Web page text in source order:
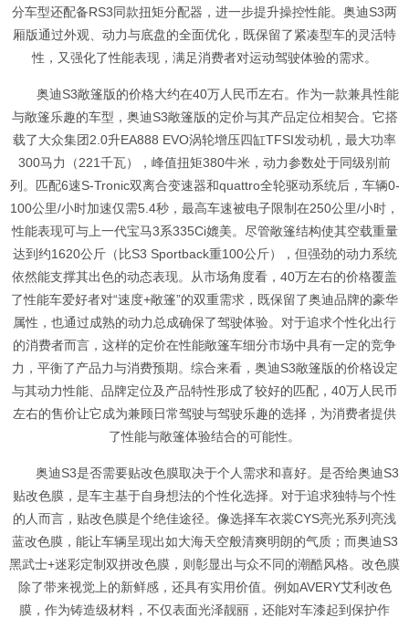
分车型还配备RS3同款扭矩分配器，进一步提升操控性能。奥迪S3两
厢版通过外观、动力与底盘的全面优化，既保留了紧凑型车的灵活特
性，又强化了性能表现，满足消费者对运动驾驶体验的需求。
奥迪S3敞篷版的价格大约在40万人民币左右。作为一款兼具性能
与敞篷乐趣的车型，奥迪S3敞篷版的定价与其产品定位相契合。它搭
载了大众集团2.0升EA888 EVO涡轮增压四缸TFSI发动机，最大功率
300马力（221千瓦），峰值扭矩380牛米，动力参数处于同级别前
列。匹配6速S-Tronic双离合变速器和quattro全轮驱动系统后，车辆0-
100公里/小时加速仅需5.4秒，最高车速被电子限制在250公里/小时，
性能表现可与上一代宝马3系335Ci媲美。尽管敞篷结构使其空载重量
达到约1620公斤（比S3 Sportback重100公斤），但强劲的动力系统
依然能支撑其出色的动态表现。从市场角度看，40万左右的价格覆盖
了性能车爱好者对“速度+敞篷”的双重需求，既保留了奥迪品牌的豪华
属性，也通过成熟的动力总成确保了驾驶体验。对于追求个性化出行
的消费者而言，这样的定价在性能敞篷车细分市场中具有一定的竞争
力，平衡了产品力与消费预期。综合来看，奥迪S3敞篷版的价格设定
与其动力性能、品牌定位及产品特性形成了较好的匹配，40万人民币
左右的售价让它成为兼顾日常驾驶与驾驶乐趣的选择，为消费者提供
了性能与敞篷体验结合的可能性。
奥迪S3是否需要贴改色膜取决于个人需求和喜好。是否给奥迪S3
贴改色膜，是车主基于自身想法的个性化选择。对于追求独特与个性
的人而言，贴改色膜是个绝佳途径。像选择车衣裳CYS亮光系列亮浅
蓝改色膜，能让车辆呈现出如大海天空般清爽明朗的气质；而奥迪S3
黑武士+迷彩定制双拼改色膜，则彰显出与众不同的潮酷风格。改色膜
除了带来视觉上的新鲜感，还具有实用价值。例如AVERY艾利改色
膜，作为铸造级材料，不仅表面光泽靓丽，还能对车漆起到保护作